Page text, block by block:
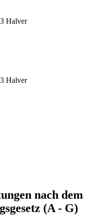
Halver
Halver
nach dem
(A - G)